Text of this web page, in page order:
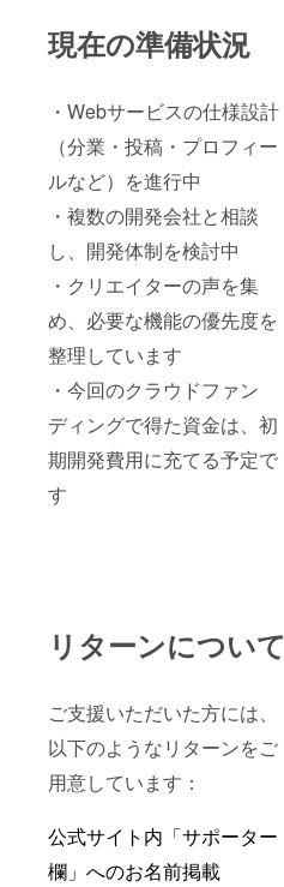
現在の準備状況
・Webサービスの仕様設計
（分業・投稿・プロフィー
ルなど）を進行中
・複数の開発会社と相談
し、開発体制を検討中
・クリエイターの声を集
め、必要な機能の優先度を
整理しています
・今回のクラウドファン
ディングで得た資金は、初
期開発費用に充てる予定で
す
リターンについて
ご支援いただいた方には、
以下のようなリターンをご
用意しています：
公式サイト内「サポーター
欄」へのお名前掲載